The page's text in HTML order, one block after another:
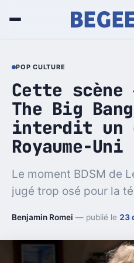
POP CULTURE
Cette scène
The Big
interdit un
Royaume-Uni
Le moment BDSM de
jugé trop osé pour la
Benjamin Romei — publié le 23